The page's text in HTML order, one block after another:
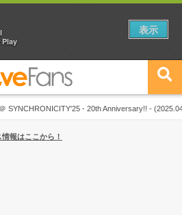
SYNCHRONICITY'25 - 20th Anniversary!! -
年上半期編発表！
報はここから！
表示